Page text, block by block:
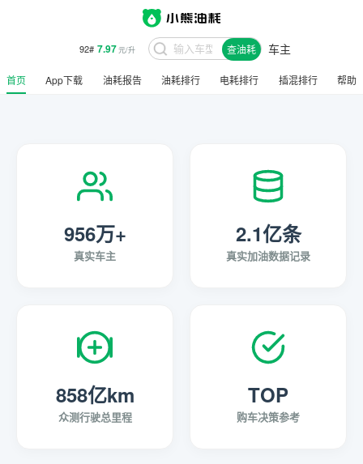
92# 7.97元/升 查油耗 车主
首页 App下载 油耗报告 油耗排行 电耗排行 插混排行 帮助
956万+
真实车主
2.1亿条
真实加油数据记录
858亿km
众测行驶总里程
TOP
购车决策参考